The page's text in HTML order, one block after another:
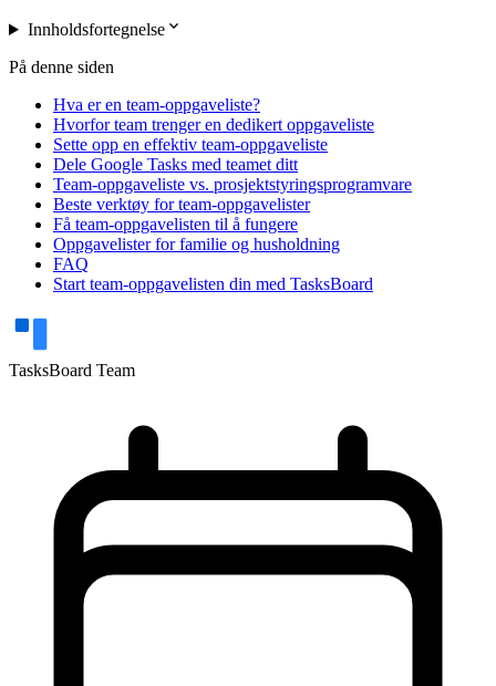
Innholdsfortegnelseexpand_more
På denne siden
Hva er en team-oppgaveliste?
Hvorfor team trenger en dedikert oppgaveliste
Sette opp en effektiv team-oppgaveliste
Dele Google Tasks med teamet ditt
Team-oppgaveliste vs. prosjektstyringsprogramvare
Beste verktøy for team-oppgavelister
Få team-oppgavelisten til å fungere
Oppgavelister for familie og husholdning
FAQ
Start team-oppgavelisten din med TasksBoard
TasksBoard Team